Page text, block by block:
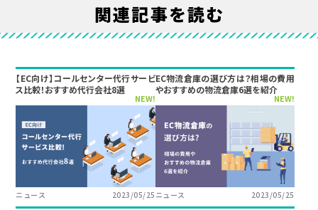
関連記事を読む
【EC向け】コールセンター代行サービ
ス比較！おすすめ代行会社8選
NEW!
ニュース 2023/05/25
EC物流倉庫の選び方は？相場の費用
やおすすめの物流倉庫6選を紹介
NEW!
ニュース 2023/05/25